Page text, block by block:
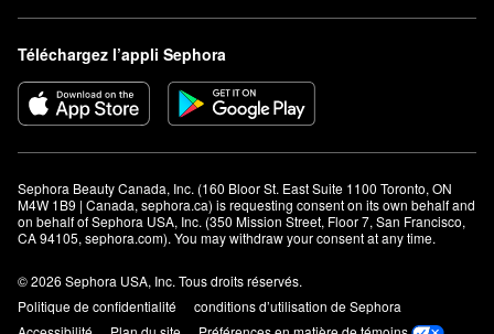
Téléchargez l’appli Sephora
Sephora Beauty Canada, Inc. (160 Bloor St. East Suite 1100 Toronto, ON
M4W 1B9 | Canada, sephora.ca) is requesting consent on its own behalf and
on behalf of Sephora USA, Inc. (350 Mission Street, Floor 7, San Francisco,
CA 94105, sephora.com). You may withdraw your consent at any time.
© 2026 Sephora USA, Inc. Tous droits réservés.
Politique de confidentialité
conditions d’utilisation de Sephora